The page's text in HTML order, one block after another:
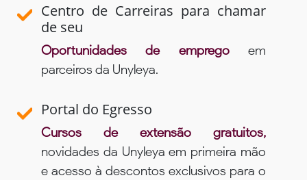
Centro de Carreiras para chamar
de seu
Oportunidades de empregoem
parceiros da Unyleya.
Portal do Egresso
Cursos de extensão gratuitos,
novidades da Unyleya em primeira mão
e acesso à descontos exclusivos para o